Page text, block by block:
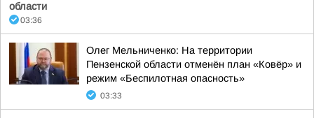
области
03:36
Олег Мельниченко: На территории
Пензенской области отменён план «Ковёр» и
режим «Беспилотная опасность»
03:33